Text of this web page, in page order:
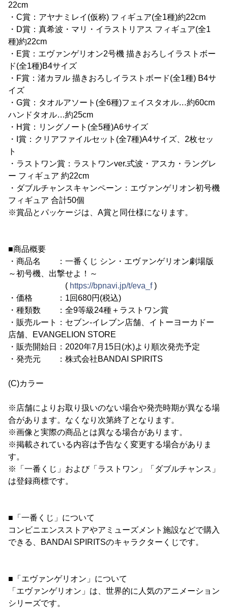
22cm
・C賞：アヤナミレイ(仮称) フィギュア(全1種)約22cm
・D賞：真希波・マリ・イラストリアス フィギュア(全1
種)約22cm
・E賞：エヴァンゲリオン2号機 描きおろしイラストボー
ド(全1種)B4サイズ
・F賞：渚カヲル 描きおろしイラストボード(全1種) B4サ
イズ
・G賞：タオルアソート(全6種)フェイスタオル…約60cm
ハンドタオル…約25cm
・H賞：リングノート(全5種)A6サイズ
・I賞：クリアファイルセット(全7種)A4サイズ、2枚セッ
ト
・ラストワン賞：ラストワンver.式波・アスカ・ラングレ
ー フィギュア 約22cm
・ダブルチャンスキャンペーン：エヴァンゲリオン初号機
フィギュア 合計50個
※賞品とパッケージは、A賞と同仕様になります。
■商品概要
・商品名 ：一番くじ シン・エヴァンゲリオン劇場版
～初号機、出撃せよ！～
( https://bpnavi.jp/t/eva_f)
・価格 ：1回680円(税込)
・種類数 ：全9等級24種＋ラストワン賞
・販売ルート：セブン-イレブン店舗、イトーヨーカドー
店舗、EVANGELION STORE
・販売開始日：2020年7月15日(水)より順次発売予定
・発売元 ：株式会社BANDAI SPIRITS
(C)カラー
※店舗によりお取り扱いのない場合や発売時期が異なる場
合があります。なくなり次第終了となります。
※画像と実際の商品とは異なる場合があります。
※掲載されている内容は予告なく変更する場合がありま
す。
※「一番くじ」および「ラストワン」「ダブルチャンス」
は登録商標です。
■「一番くじ」について
コンビニエンスストアやアミューズメント施設などで購入
できる、BANDAI SPIRITSのキャラクターくじです。
■「エヴァンゲリオン」について
「エヴァンゲリオン」は、世界的に人気のアニメーション
シリーズです。